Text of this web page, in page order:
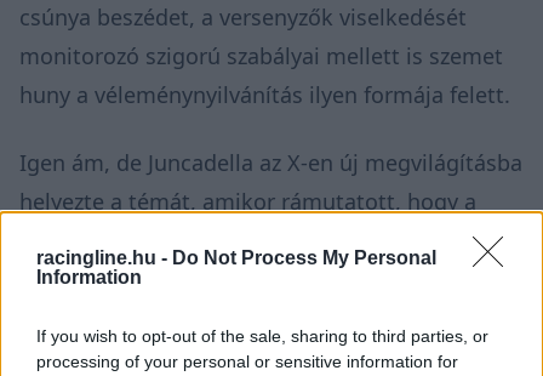
racingline.hu - Do Not Process My Personal
Information
If you wish to opt-out of the sale, sharing to third parties, or
processing of your personal or sensitive information for
csúnya beszédet, a versenyzők viselkedését
monitorozó szigorú szabályai mellett is szemet
huny a véleménynyilvánítás ilyen formája felett.
Igen ám, de Juncadella az X-en új megvilágításba
helyezte a témát, amikor rámutatott, hogy a
szezonzáróján őt elmeszelte az FIA, amikor az
középső ujjat mutatott Augusto Farfus számára,